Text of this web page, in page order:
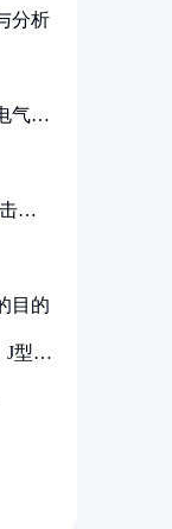
分析
气设
要
目的
型、